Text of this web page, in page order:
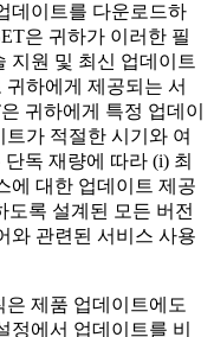
데이트를 다운로드하
은 귀하가 이러한 필
지원 및 최신 업데이트
하에게 제공되는 서
귀하에게 특정 업데이
가 적절한 시기와 여
독 재량에 따라 (i) 최
에 대한 업데이트 제공
도록 설계된 모든 버전
와 관련된 서비스 사용
은 제품 업데이트에도
정에서 업데이트를 비